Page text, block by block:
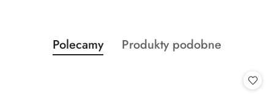
Pomiń karuzelę produktów
Produkty
o
Polecamy
Produkty
Produkty podobne